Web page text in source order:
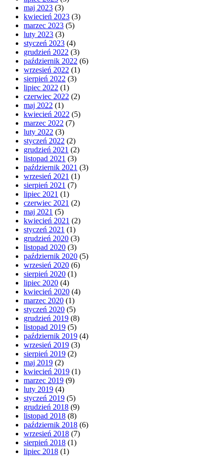
maj 2023 (3)
kwiecień 2023 (3)
marzec 2023 (5)
luty 2023 (3)
styczeń 2023 (4)
grudzień 2022 (3)
październik 2022 (6)
wrzesień 2022 (1)
sierpień 2022 (3)
lipiec 2022 (1)
czerwiec 2022 (2)
maj 2022 (1)
kwiecień 2022 (5)
marzec 2022 (7)
luty 2022 (3)
styczeń 2022 (2)
grudzień 2021 (2)
listopad 2021 (3)
październik 2021 (3)
wrzesień 2021 (1)
sierpień 2021 (7)
lipiec 2021 (1)
czerwiec 2021 (2)
maj 2021 (5)
kwiecień 2021 (2)
styczeń 2021 (1)
grudzień 2020 (3)
listopad 2020 (3)
październik 2020 (5)
wrzesień 2020 (6)
sierpień 2020 (1)
lipiec 2020 (4)
kwiecień 2020 (4)
marzec 2020 (1)
styczeń 2020 (5)
grudzień 2019 (8)
listopad 2019 (5)
październik 2019 (4)
wrzesień 2019 (3)
sierpień 2019 (2)
maj 2019 (2)
kwiecień 2019 (1)
marzec 2019 (9)
luty 2019 (4)
styczeń 2019 (5)
grudzień 2018 (9)
listopad 2018 (8)
październik 2018 (6)
wrzesień 2018 (7)
sierpień 2018 (1)
lipiec 2018 (1)